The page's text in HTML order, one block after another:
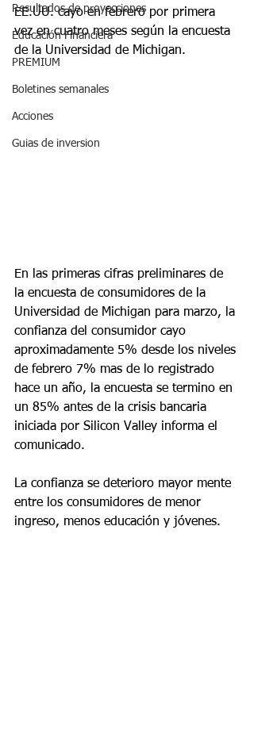
Resultados de proyecciones
Educación Financiera
PREMIUM
Boletines semanales
Acciones
Guias de inversion
EE.UU. cayo en febrero por primera
vez en cuatro meses según la encuesta
de la Universidad de Michigan.
En las primeras cifras preliminares de
la encuesta de consumidores de la
Universidad de Michigan para marzo, la
confianza del consumidor cayo
aproximadamente 5% desde los niveles
de febrero 7% mas de lo registrado
hace un año, la encuesta se termino en
un 85% antes de la crisis bancaria
iniciada por Silicon Valley informa el
comunicado.
La confianza se deterioro mayor mente
entre los consumidores de menor
ingreso, menos educación y jóvenes.